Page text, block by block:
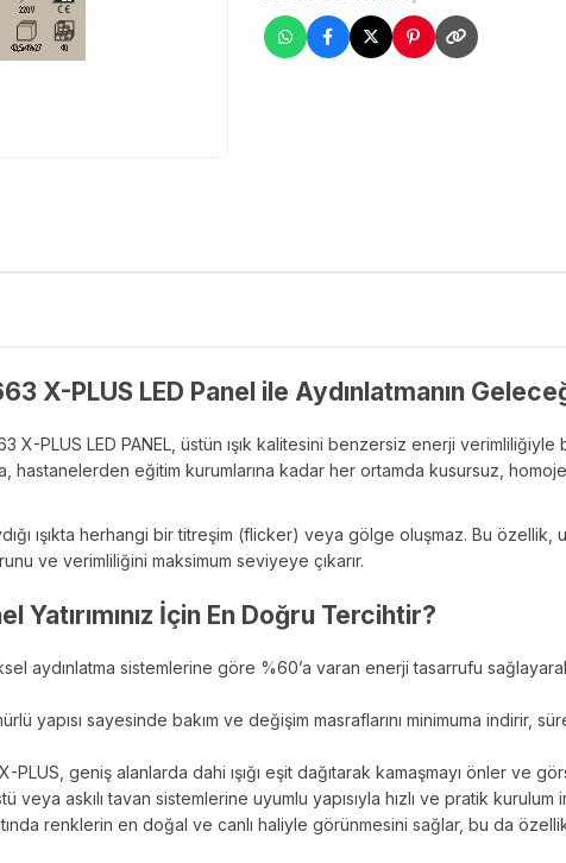
X-PLUS LED Panel ile Aydınlatmanın
X-PLUS LED PANEL, üstün ışık kalitesini benzersiz enerji verimliliğiyle
hastanelerden eğitim kurumlarına kadar her ortamda kusursuz,
ışıkta herhangi bir titreşim (flicker) veya gölge oluşmaz. Bu özellik,
ve verimliliğini maksimum seviyeye çıkarır.
Yatırımınız İçin En Doğru Tercihtir?
aydınlatma sistemlerine göre %60’a varan enerji tasarrufu
yapısı sayesinde bakım ve değişim masraflarını minimuma indirir,
PLUS, geniş alanlarda dahi ışığı eşit dağıtarak kamaşmayı önler ve
veya askılı tavan sistemlerine uyumlu yapısıyla hızlı ve pratik kurulum
renklerin en doğal ve canlı haliyle görünmesini sağlar, bu da